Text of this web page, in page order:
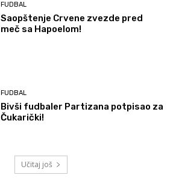
FUDBAL
Saopštenje Crvene zvezde pred
meč sa Hapoelom!
FUDBAL
Bivši fudbaler Partizana potpisao za
Čukarički!
Učitaj još